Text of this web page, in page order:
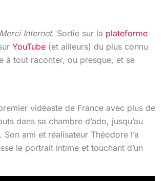
Merci Internet. Sortie sur la plateforme
YouTube (et ailleurs) du plus connu
à tout raconter, ou presque, et se
vidéaste de France avec plus de
dans sa chambre d’ado, jusqu’au
ami et réalisateur Théodore l’a
le portrait intime et touchant d’un